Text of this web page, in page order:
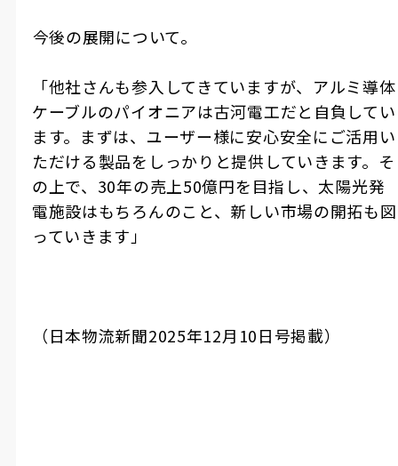
――今後の展開について。
「他社さんも参入してきていますが、アルミ導体
ケーブルのパイオニアは古河電工だと自負してい
ます。まずは、ユーザー様に安心安全にご活用い
ただける製品をしっかりと提供していきます。そ
の上で、30年の売上50億円を目指し、太陽光発
電施設はもちろんのこと、新しい市場の開拓も図
っていきます」
（日本物流新聞2025年12月10日号掲載）